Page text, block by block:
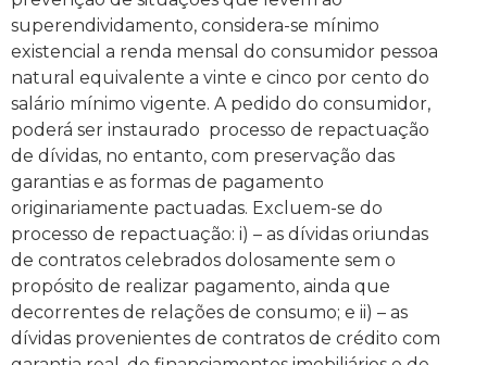
superendividamento, considera-se mínimo
existencial a renda mensal do consumidor pessoa
natural equivalente a vinte e cinco por cento do
salário mínimo vigente. A pedido do consumidor,
poderá ser instaurado processo de repactuação
de dívidas, no entanto, com preservação das
garantias e as formas de pagamento
originariamente pactuadas. Excluem-se do
processo de repactuação: i) – as dívidas oriundas
de contratos celebrados dolosamente sem o
propósito de realizar pagamento, ainda que
decorrentes de relações de consumo; e ii) – as
dívidas provenientes de contratos de crédito com